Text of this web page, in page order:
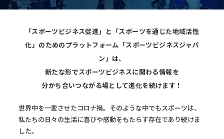
「スポーツビジネス促進」と「スポーツを通じた地域活性
化」のためのプラットフォーム 「スポーツビジネスジャパ
ン」は、
新たな形でスポーツビジネスに関わる情報を
分かち合いつながる場として進化を続けます！
世界中を一変させたコロナ禍。そのような中でもスポーツは、
私たちの日々の生活に喜びや感動をもたらす存在であり続けま
した。